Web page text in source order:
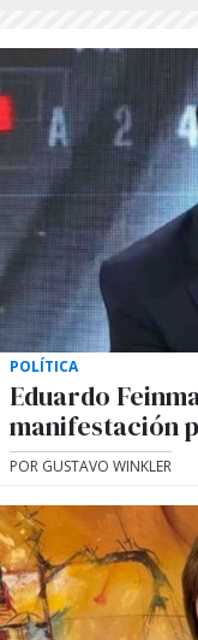
POLÍTICA
Eduardo
manifestación
POR GUSTAVO WINKLER